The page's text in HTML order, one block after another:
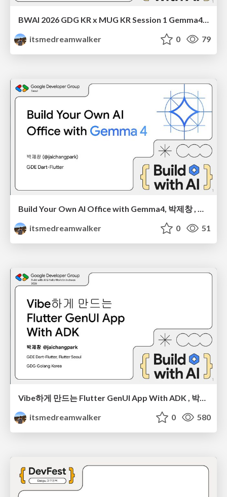
itsmedreamwalker
0 79
Build Your Own AI Office with Gemma4, 박제창 , BWAI 2026 Seoul
itsmedreamwalker
0 51
Vibe하게 만드는 Flutter GenUI App With ADK , 박제창, BWAI Incheon 2026
itsmedreamwalker
0 580